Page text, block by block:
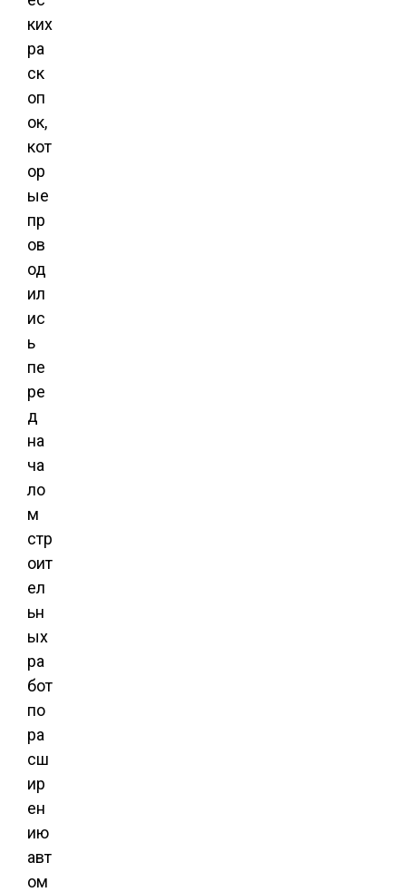
ких
ра
ск
оп
ок,
кот
ор
ые
пр
ов
од
ил
ис
ь
пе
ре
д
на
ча
ло
м
стр
оит
ел
ьн
ых
ра
бот
по
ра
сш
ир
ен
ию
авт
ом